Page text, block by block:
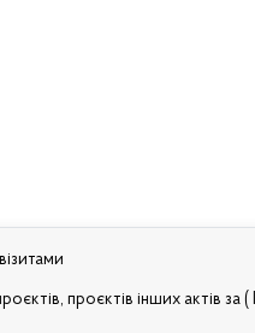
проєктів інших актів за (